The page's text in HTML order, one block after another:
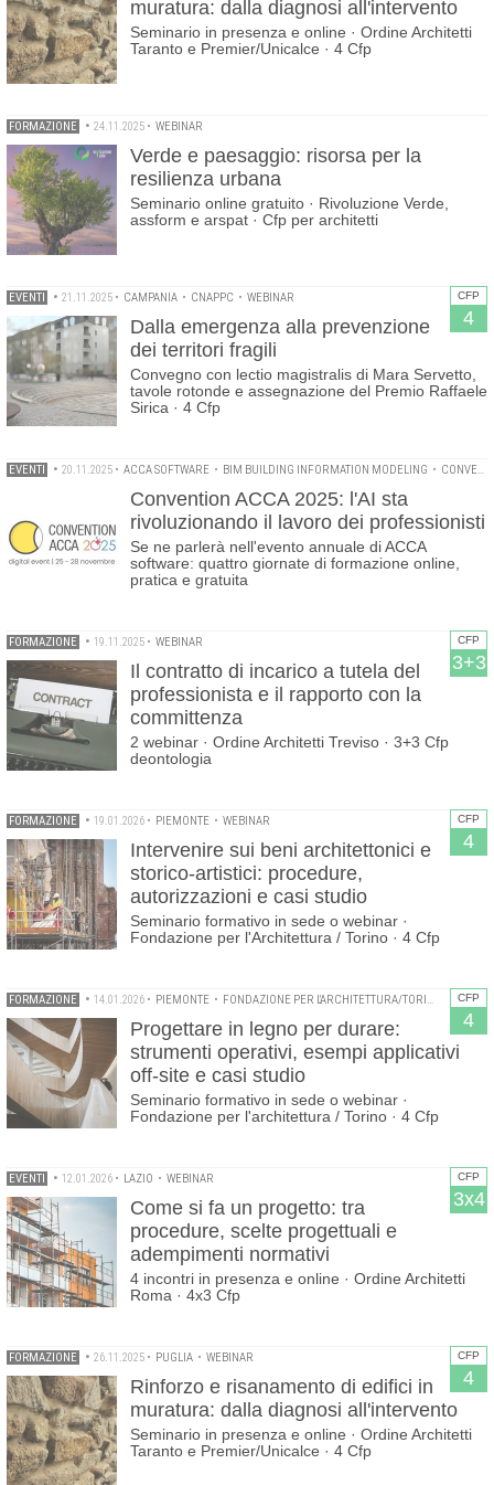
muratura: dalla diagnosi all'intervento
Seminario in presenza e online · Ordine Architetti
Taranto e Premier/Unicalce · 4 Cfp
FORMAZIONE • 24.11.2025 • WEBINAR
Verde e paesaggio: risorsa per la
resilienza urbana
Seminario online gratuito · Rivoluzione Verde,
assform e arspat · Cfp per architetti
CFP
4
EVENTI • 21.11.2025 • CAMPANIA • CNAPPC • WEBINAR
Dalla emergenza alla prevenzione
dei territori fragili
Convegno con lectio magistralis di Mara Servetto,
tavole rotonde e assegnazione del Premio Raffaele
Sirica · 4 Cfp
EVENTI • 20.11.2025 • ACCA SOFTWARE • BIM BUILDING INFORMATION MODELING • CONVENTION ACCA
Convention ACCA 2025: l'AI sta
rivoluzionando il lavoro dei professionisti
Se ne parlerà nell'evento annuale di ACCA
software: quattro giornate di formazione online,
pratica e gratuita
CFP
3+3
FORMAZIONE • 19.11.2025 • WEBINAR
Il contratto di incarico a tutela del
professionista e il rapporto con la
committenza
2 webinar · Ordine Architetti Treviso · 3+3 Cfp
deontologia
CFP
4
FORMAZIONE • 19.01.2026 • PIEMONTE • WEBINAR
Intervenire sui beni architettonici e
storico-artistici: procedure,
autorizzazioni e casi studio
Seminario formativo in sede o webinar ·
Fondazione per l'Architettura / Torino · 4 Cfp
CFP
4
FORMAZIONE • 14.01.2026 • PIEMONTE • FONDAZIONE PER L'ARCHITETTURA/TORINO
Progettare in legno per durare:
strumenti operativi, esempi applicativi
off-site e casi studio
Seminario formativo in sede o webinar ·
Fondazione per l'architettura / Torino · 4 Cfp
CFP
3x4
EVENTI • 12.01.2026 • LAZIO • WEBINAR
Come si fa un progetto: tra
procedure, scelte progettuali e
adempimenti normativi
4 incontri in presenza e online · Ordine Architetti
Roma · 4x3 Cfp
CFP
4
FORMAZIONE • 26.11.2025 • PUGLIA • WEBINAR
Rinforzo e risanamento di edifici in
muratura: dalla diagnosi all'intervento
Seminario in presenza e online · Ordine Architetti
Taranto e Premier/Unicalce · 4 Cfp